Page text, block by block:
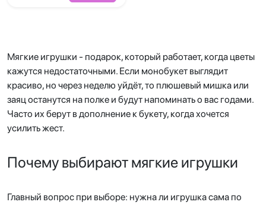
Мягкие игрушки - подарок, который работает, когда цветы
кажутся недостаточными. Если монобукет выглядит
красиво, но через неделю уйдёт, то плюшевый мишка или
заяц останутся на полке и будут напоминать о вас годами.
Часто их берут в дополнение к букету, когда хочется
усилить жест.
Почему выбирают мягкие игрушки
Главный вопрос при выборе: нужна ли игрушка сама по